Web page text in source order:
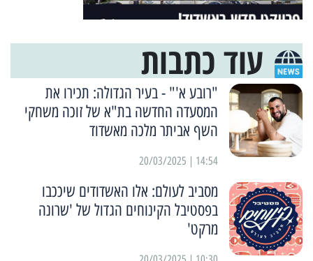
עוד כתבות
"רובע א'" - בעיר הגדולה: תכירו את
המסעדה החדשה בת"א של זוכה משחקי
השף אביתר מלכה מאשדוד
14:54 | 20/03/2025
מסביב לעולם: אלו האשדודים שיככבו
בפסטיבל הקינוחים הגדול של 'שרונה
מרקט'